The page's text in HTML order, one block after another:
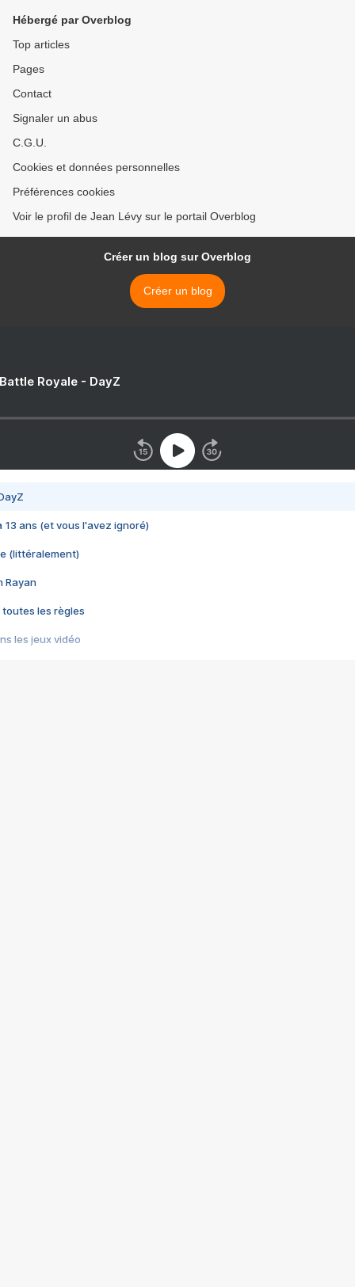
Hébergé par Overblog
Top articles
Pages
Contact
Signaler un abus
C.G.U.
Cookies et données personnelles
Préférences cookies
Voir le profil de Jean Lévy sur le portail Overblog
Créer un blog sur Overblog
Créer un blog
Royale - DayZ
13 ans (et vous l'avez ignoré)
(littéralement)
Rayan
toutes les règles
les jeux vidéo